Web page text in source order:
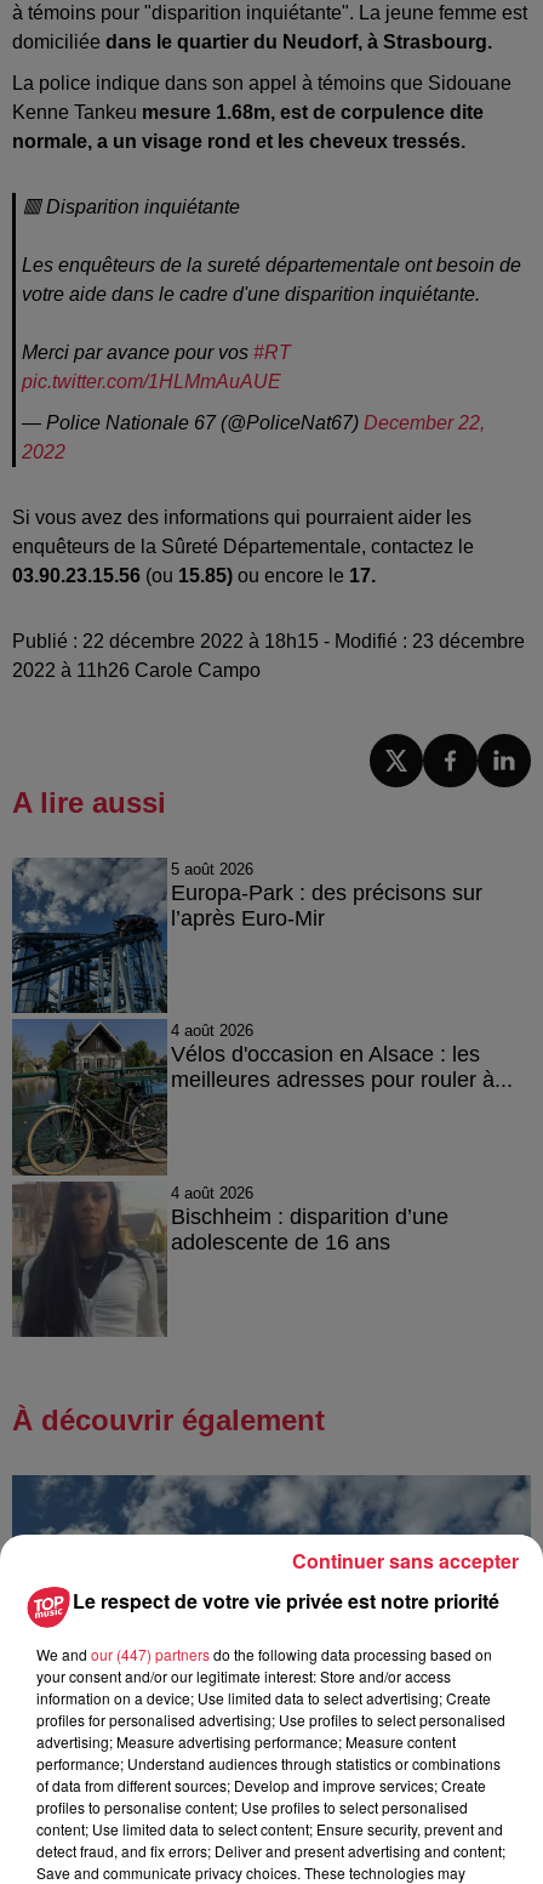
à témoins pour "disparition inquiétante". La jeune femme est
domiciliée dans le quartier du Neudorf, à Strasbourg.
La police indique dans son appel à témoins que Sidouane
Kenne Tankeu mesure 1.68m, est de corpulence dite
normale, a un visage rond et les cheveux tressés.
🟥 Disparition inquiétante
Les enquêteurs de la sureté départementale ont besoin de
votre aide dans le cadre d'une disparition inquiétante.
Merci par avance pour vos #RT
pic.twitter.com/1HLMmAuAUE
— Police Nationale 67 (@PoliceNat67) December 22,
2022
Si vous avez des informations qui pourraient aider les
enquêteurs de la Sûreté Départementale, contactez le
03.90.23.15.56 (ou 15.85) ou encore le 17.
Publié : 22 décembre 2022 à 18h15 - Modifié : 23 décembre
2022 à 11h26 Carole Campo
A lire aussi
5 août 2026
Europa-Park : des précisons sur
l’après Euro-Mir
4 août 2026
Vélos d'occasion en Alsace : les
meilleures adresses pour rouler à...
4 août 2026
Bischheim : disparition d’une
adolescente de 16 ans
À découvrir également
Le respect de votre vie privée est notre priorité
We and our (447) partnersdo the following data processing based on
your consent and/or our legitimate interest: Store and/or access
information on a device; Use limited data to select advertising; Create
profiles for personalised advertising; Use profiles to select personalised
advertising; Measure advertising performance; Measure content
performance; Understand audiences through statistics or combinations
of data from different sources; Develop and improve services; Create
profiles to personalise content; Use profiles to select personalised
content; Use limited data to select content; Ensure security, prevent and
detect fraud, and fix errors; Deliver and present advertising and content;
Save and communicate privacy choices. These technologies may
Continuer sans accepter